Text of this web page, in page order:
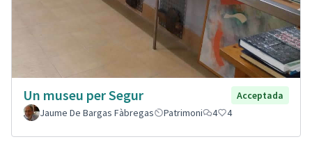
Un museu per Segur
Acceptada
Jaume De Bargas Fàbregas
Patrimoni 4 4